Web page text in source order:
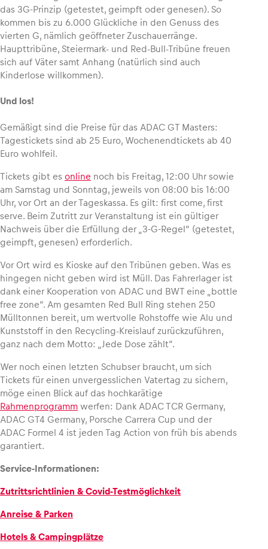
das 3G-Prinzip (getestet, geimpft oder genesen). So
kommen bis zu 6.000 Glückliche in den Genuss des
vierten G, nämlich geöffneter Zuschauerränge.
Haupttribüne, Steiermark- und Red-Bull-Tribüne freuen
sich auf Väter samt Anhang (natürlich sind auch
Kinderlose willkommen).
Und los!
Gemäßigt sind die Preise für das ADAC GT Masters:
Tagestickets sind ab 25 Euro, Wochenendtickets ab 40
Euro wohlfeil.
Tickets gibt es online noch bis Freitag, 12:00 Uhr sowie
am Samstag und Sonntag, jeweils von 08:00 bis 16:00
Uhr, vor Ort an der Tageskassa. Es gilt: first come, first
serve. Beim Zutritt zur Veranstaltung ist ein gültiger
Nachweis über die Erfüllung der „3-G-Regel“ (getestet,
geimpft, genesen) erforderlich.
Vor Ort wird es Kioske auf den Tribünen geben. Was es
hingegen nicht geben wird ist Müll. Das Fahrerlager ist
dank einer Kooperation von ADAC und BWT eine „bottle
free zone“. Am gesamten Red Bull Ring stehen 250
Mülltonnen bereit, um wertvolle Rohstoffe wie Alu und
Kunststoff in den Recycling-Kreislauf zurückzuführen,
ganz nach dem Motto: „Jede Dose zählt“.
Wer noch einen letzten Schubser braucht, um sich
Tickets für einen unvergesslichen Vatertag zu sichern,
möge einen Blick auf das hochkarätige
Rahmenprogramm werfen: Dank ADAC TCR Germany,
ADAC GT4 Germany, Porsche Carrera Cup und der
ADAC Formel 4 ist jeden Tag Action von früh bis abends
garantiert.
Service-Informationen:
Zutrittsrichtlinien & Covid-Testmöglichkeit
Anreise & Parken
Hotels & Campingplätze